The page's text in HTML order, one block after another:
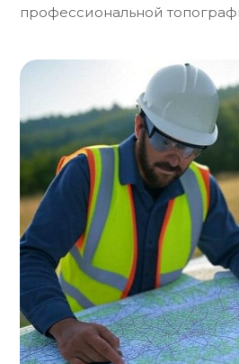
профессиональной